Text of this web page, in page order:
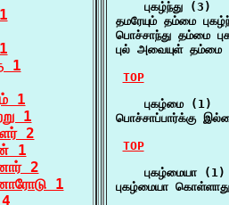
1
1
1
2
1
2
1
4
    புகழ்ந்து (3)
தமரேயும் தம்மை
பொச்சாந்து தம்மை
புல் அவையுள் தம்மை
TOP
    புகழ்மை (1)
பொச்சாப்பார்க்கு
TOP
    புகழ்மையா (1)
புகழ்மையா